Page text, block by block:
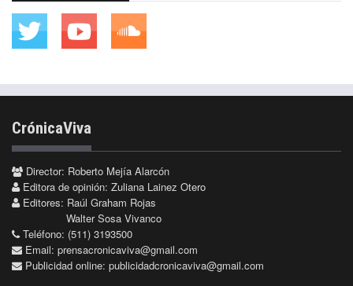
CrónicaViva
Director: Roberto Mejía Alarcón
Editora de opinión: Zuliana Lainez Otero
Editores: Raúl Graham Rojas
Walter Sosa Vivanco
Teléfono: (511) 3193500
Email: prensacronicaviva@gmail.com
Publicidad online: publicidadcronicaviva@gmail.com